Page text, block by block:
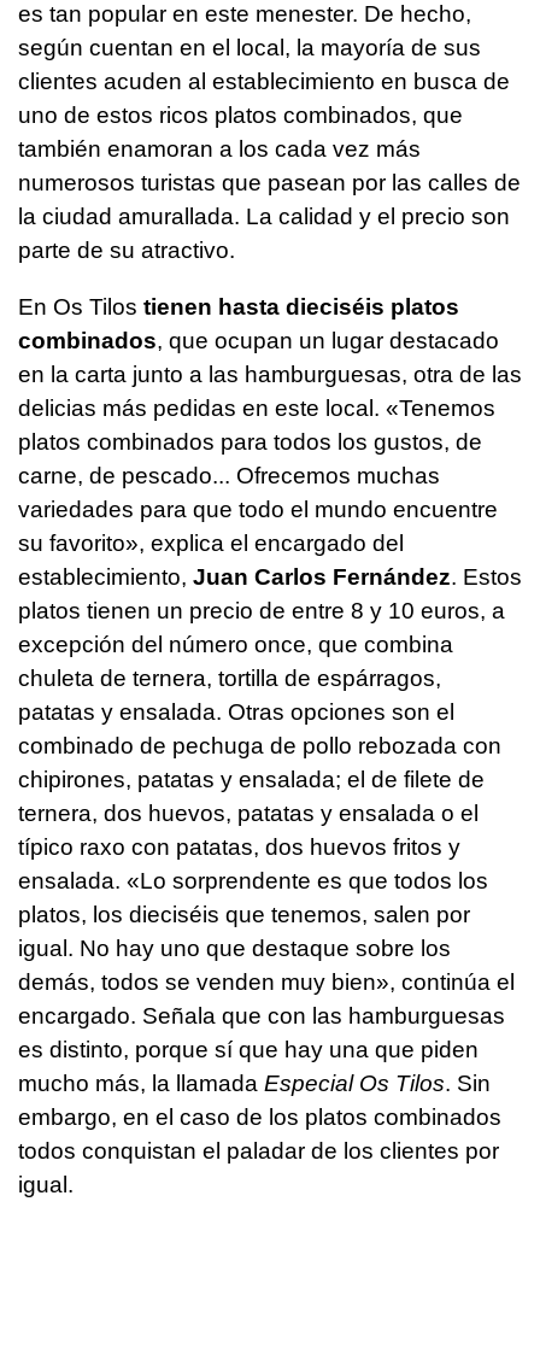
es tan popular en este menester. De hecho,
según cuentan en el local, la mayoría de sus
clientes acuden al establecimiento en busca de
uno de estos ricos platos combinados, que
también enamoran a los cada vez más
numerosos turistas que pasean por las calles de
la ciudad amurallada. La calidad y el precio son
parte de su atractivo.
En Os Tilos tienen hasta dieciséis platos
combinados, que ocupan un lugar destacado
en la carta junto a las hamburguesas, otra de las
delicias más pedidas en este local. «Tenemos
platos combinados para todos los gustos, de
carne, de pescado... Ofrecemos muchas
variedades para que todo el mundo encuentre
su favorito», explica el encargado del
establecimiento, Juan Carlos Fernández. Estos
platos tienen un precio de entre 8 y 10 euros, a
excepción del número once, que combina
chuleta de ternera, tortilla de espárragos,
patatas y ensalada. Otras opciones son el
combinado de pechuga de pollo rebozada con
chipirones, patatas y ensalada; el de filete de
ternera, dos huevos, patatas y ensalada o el
típico raxo con patatas, dos huevos fritos y
ensalada. «Lo sorprendente es que todos los
platos, los dieciséis que tenemos, salen por
igual. No hay uno que destaque sobre los
demás, todos se venden muy bien», continúa el
encargado. Señala que con las hamburguesas
es distinto, porque sí que hay una que piden
mucho más, la llamada Especial Os Tilos. Sin
embargo, en el caso de los platos combinados
todos conquistan el paladar de los clientes por
igual.